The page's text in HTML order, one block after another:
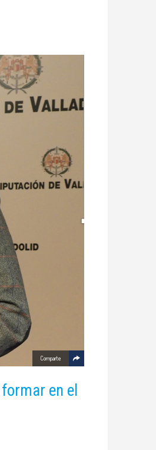
Comparte
en el